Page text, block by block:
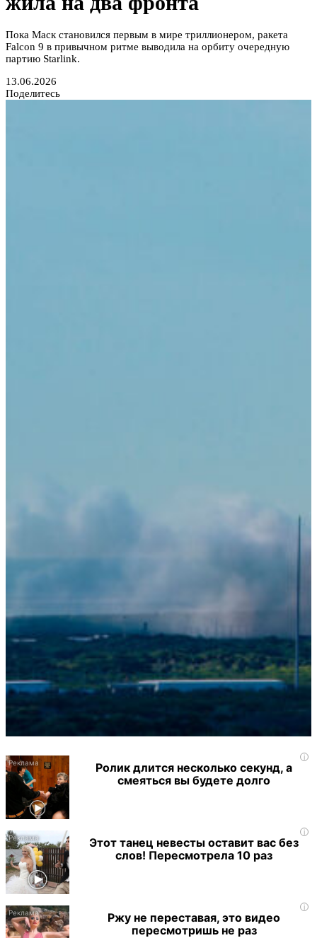
Пока Маск становился первым в мире триллионером, ракета
Falcon 9 в привычном ритме выводила на орбиту очередную
партию Starlink.
13.06.2026
Поделитесь
i
Ролик длится несколько секунд, а
смеяться вы будете долго
i
Этот танец невесты оставит вас без
слов! Пересмотрела 10 раз
i
Ржу не переставая, это видео
пересмотришь не раз